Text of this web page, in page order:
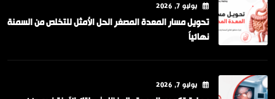
يوليو 7
, 2026
تحويل مسار المعدة المصغر الحل الأمثل للتخلص من السمنة
نهائياً
يوليو 7
, 2026